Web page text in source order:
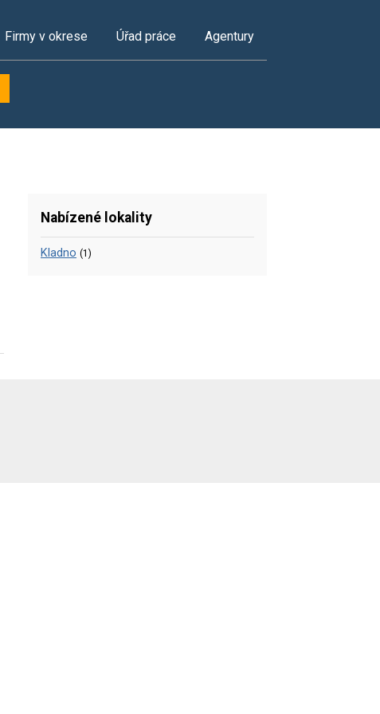
Firmy v okrese Úřad práce Agentury
Nabízené lokality
Kladno (1)